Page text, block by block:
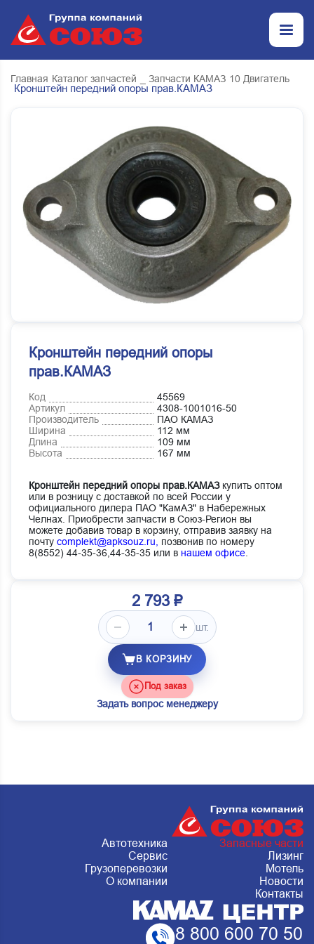
Главная Каталог запчастей _ Запчасти КАМАЗ 10 Двигатель
Кронштейн передний опоры прав.КАМАЗ
Кронштейн передний опоры
прав.КАМАЗ
Код
45569
Артикул
4308-1001016-50
Производитель
ПАО КАМАЗ
Ширина
112 мм
Длина
109 мм
Высота
167 мм
Кронштейн передний опоры прав.КАМАЗкупить оптом
или в розницу с доставкой по всей России у
официального дилера ПАО "КамАЗ" в Набережных
Челнах. Приобрести запчасти в Союз-Регион вы
можете добавив товар в корзину, отправив заявку на
почту complekt@apksouz.ru,
позвонив по номеру
8(8552) 44-35-36,44-35-35 или в нашем офисе
2 793 ₽
шт.
В КОРЗИНУ
Под заказ
Задать вопрос менеджеру
Автотехника
Запасные части
Сервис
Лизинг
Грузоперевозки
Мотель
О компании
Новости
Контакты
8 800 600 70 50